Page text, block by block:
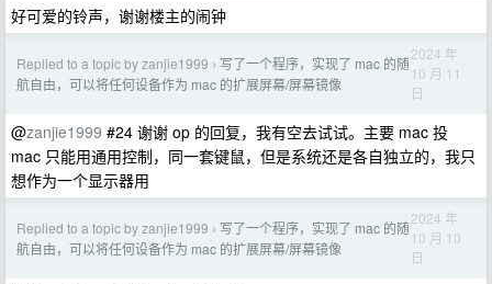
好可爱的铃声，谢谢楼主的闹钟
Replied to a topic by zanjie1999 › 写了一个程序，实现了 mac 的随
航自由，可以将任何设备作为 mac 的扩展屏幕/屏幕镜像
2024 年
10 月 11
日
@zanjie1999 #24 谢谢 op 的回复，我有空去试试。主要 mac 投
mac 只能用通用控制，同一套键鼠，但是系统还是各自独立的，我只
想作为一个显示器用
Replied to a topic by zanjie1999 › 写了一个程序，实现了 mac 的随
航自由，可以将任何设备作为 mac 的扩展屏幕/屏幕镜像
2024 年
10 月 10
日